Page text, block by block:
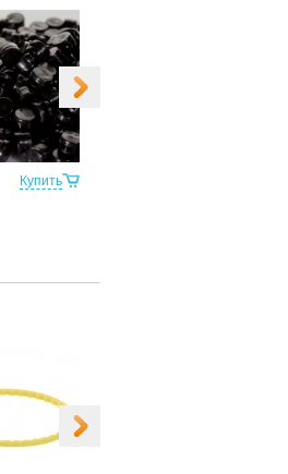
Купить